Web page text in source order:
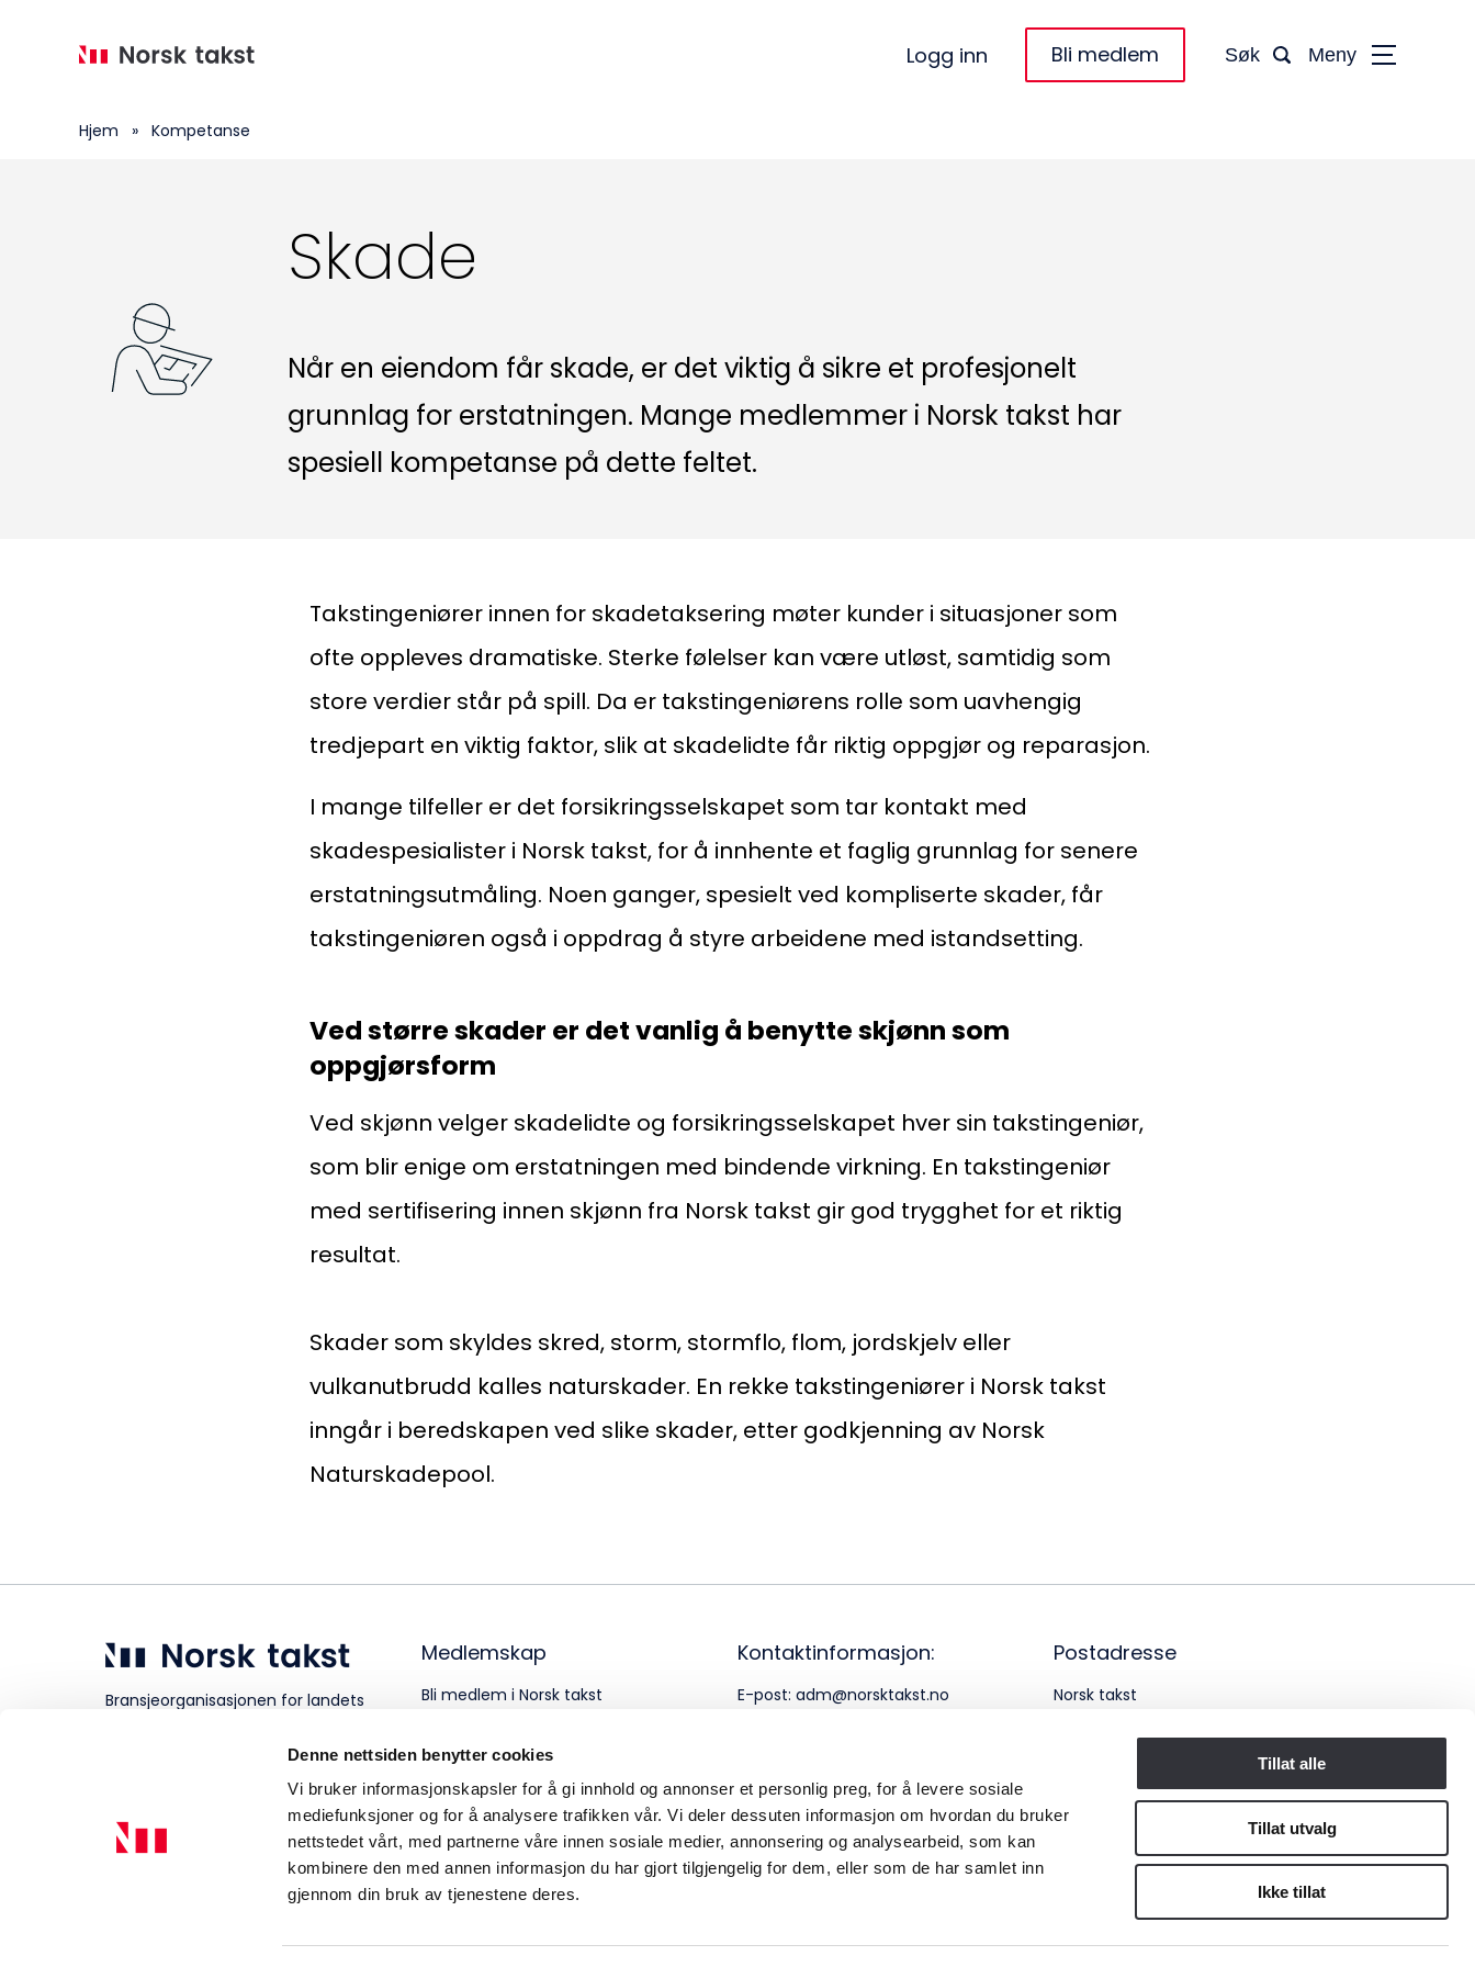
Denne nettsiden benytter cookies
Vi bruker informasjonskapsler for å gi innhold og annonser et personlig preg, for å levere sosiale
mediefunksjoner og for å analysere trafikken vår. Vi deler dessuten informasjon om hvordan du bruker
nettstedet vårt, med partnerne våre innen sosiale medier, annonsering og analysearbeid, som kan
kombinere den med annen informasjon du har gjort tilgjengelig for dem, eller som de har samlet inn
gjennom din bruk av tjenestene deres.
Tillat alle
Tillat utvalg
Ikke tillat
Logg inn Bli medlem Søk Meny
Medlemskap
Kurs og konferanser
Om Norsk takst
Bli medlem
Logg inn
Kontaktinformasjon:
adm@norsktakst.no
22 08 76 00
Klingenberggt. 7A, 0161 Oslo
Pb. 1516 Vika, 0117 OSLO
Organisasjonsnummer:
956 955 211
Hjem » Kompetanse
Skade
Når en eiendom får skade, er det viktig å sikre et profesjonelt
grunnlag for erstatningen. Mange medlemmer i Norsk takst har
spesiell kompetanse på dette feltet.
Takstingeniører innen for skadetaksering møter kunder i situasjoner som
ofte oppleves dramatiske. Sterke følelser kan være utløst, samtidig som
store verdier står på spill. Da er takstingeniørens rolle som uavhengig
tredjepart en viktig faktor, slik at skadelidte får riktig oppgjør og reparasjon.
I mange tilfeller er det forsikringsselskapet som tar kontakt med
skadespesialister i Norsk takst, for å innhente et faglig grunnlag for senere
erstatningsutmåling. Noen ganger, spesielt ved kompliserte skader, får
takstingeniøren også i oppdrag å styre arbeidene med istandsetting.
Ved større skader er det vanlig å benytte skjønn som
oppgjørsform
Ved skjønn velger skadelidte og forsikringsselskapet hver sin takstingeniør,
som blir enige om erstatningen med bindende virkning. En takstingeniør
med sertifisering innen skjønn fra Norsk takst gir god trygghet for et riktig
resultat.
Skader som skyldes skred, storm, stormflo, flom, jordskjelv eller
vulkanutbrudd kalles naturskader. En rekke takstingeniører i Norsk takst
inngår i beredskapen ved slike skader, etter godkjenning av Norsk
Naturskadepool.
Bransjeorganisasjonen for landets
Medlemskap
Bli medlem i Norsk takst
Kontaktinformasjon:
E-post: adm@norsktakst.no
Postadresse
Norsk takst
Pb. 1516 Vika
Organisasjonsnummer: